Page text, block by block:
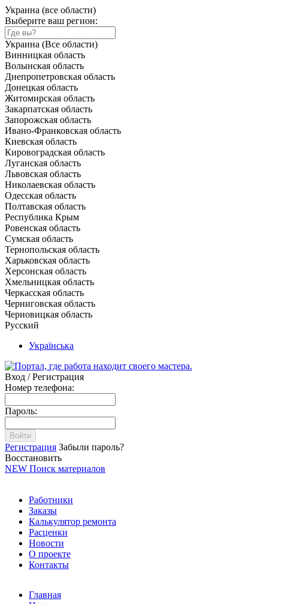
Украина (все области)
Выберите ваш регион:
Украина (Все области)
Винницкая область
Волынская область
Днепропетровская область
Донецкая область
Житомирская область
Закарпатская область
Запорожская область
Ивано-Франковская область
Киевская область
Кировоградская область
Луганская область
Львовская область
Николаевская область
Одесская область
Полтавская область
Республика Крым
Ровенская область
Сумская область
Тернопольская область
Харьковская область
Херсонская область
Хмельницкая область
Черкасская область
Черниговская область
Черновицкая область
Русский
Українська
Вход / Регистрация
Номер телефона:
Пароль:
Войти
Регистрация Забыли пароль?
Восстановить
NEW Поиск материалов
Работники
Заказы
Калькулятор ремонта
Расценки
Новости
О проекте
Контакты
Главная